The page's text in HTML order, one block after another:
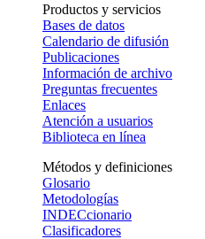
Productos y servicios
Bases de datos
Calendario de difusión
Publicaciones
Información de archivo
Preguntas frecuentes
Enlaces
Atención a usuarios
Biblioteca en línea
Métodos y definiciones
Glosario
Metodologías
INDECcionario
Clasificadores